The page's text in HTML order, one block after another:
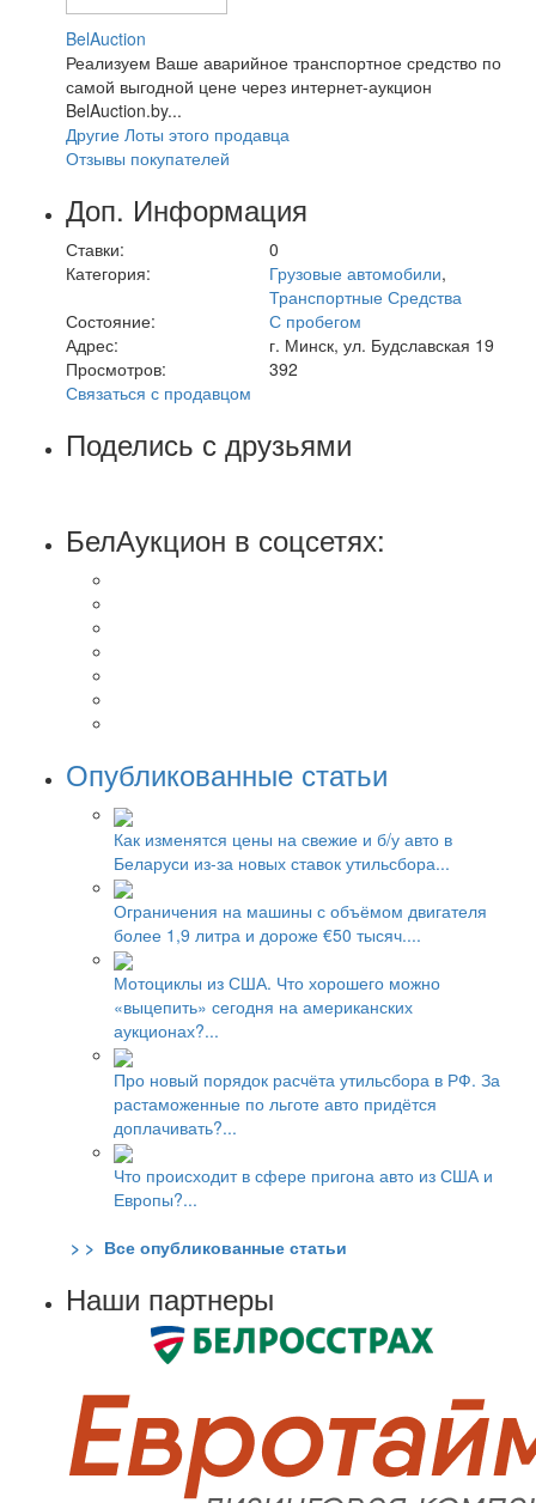
BelAuction
Реализуем Ваше аварийное транспортное средство по
самой выгодной цене через интернет-аукцион
BelAuction.by...
Другие Лоты этого продавца
Отзывы покупателей
Доп. Информация
Ставки:
0
Категория:
Грузовые автомобили,
Транспортные Средства
Состояние:
С пробегом
Адрес:
г. Минск, ул. Будславская 19
Просмотров:
392
Связаться с продавцом
Поделись с друзьями
БелАукцион в соцсетях:
Опубликованные статьи
Как изменятся цены на свежие и б/у авто в
Беларуси из-за новых ставок утильсбора...
Ограничения на машины с объёмом двигателя
более 1,9 литра и дороже €50 тысяч....
Мотоциклы из США. Что хорошего можно
«выцепить» сегодня на американских
аукционах?...
Про новый порядок расчёта утильсбора в РФ. За
растаможенные по льготе авто придётся
доплачивать?...
Что происходит в сфере пригона авто из США и
Европы?...
> > Все опубликованные статьи
Наши партнеры